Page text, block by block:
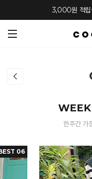
3,000원 적립
한주간 가
06